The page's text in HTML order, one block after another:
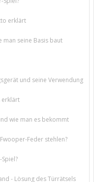
erklärt
man seine Basis baut
und seine Verwendung
erklärt
wie man es bekommt
Feder stehlen?
- Lösung des Türrätsels